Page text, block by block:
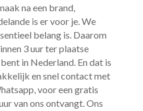
na een brand,
is er voor je.​ We
belang is.​ Daarom
3 uur ter plaatse
in Nederland.​ En dat is
en snel contact met
voor een gratis
van ons ontvangt.​ Ons